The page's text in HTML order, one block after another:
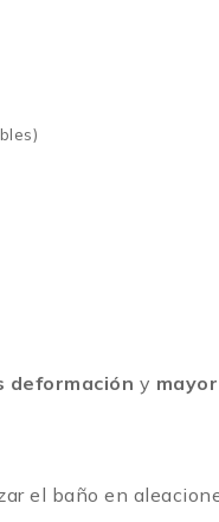
deformación y
el baño en